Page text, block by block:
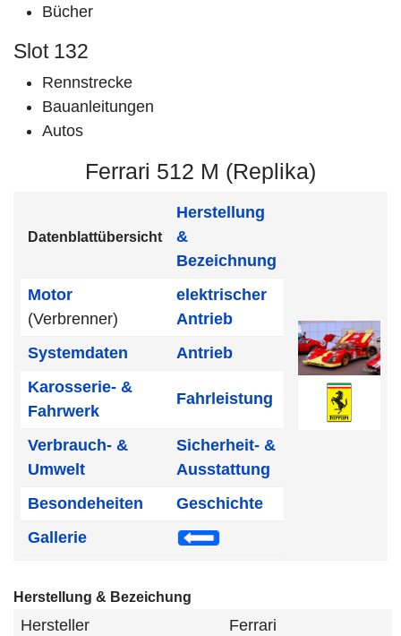
Bücher
Slot 132
Rennstrecke
Bauanleitungen
Autos
Ferrari 512 M (Replika)
Datenblattübersicht
Herstellung
&
Bezeichnung
Motor
(Verbrenner)
elektrischer
Antrieb
Systemdaten
Antrieb
Karosserie- &
Fahrwerk
Fahrleistung
Verbrauch- &
Umwelt
Sicherheit- &
Ausstattung
Besondeheiten
Geschichte
Gallerie
Herstellung & Bezeichung
Hersteller Ferrari